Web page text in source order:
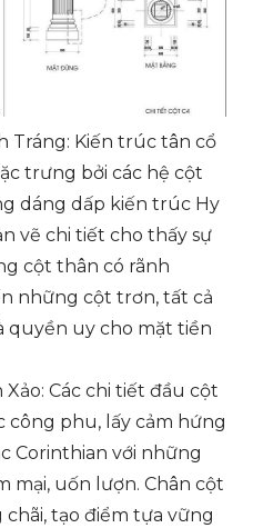
Tráng: Kiến trúc tân cổ
trưng bởi các hệ cột
dáng dấp kiến trúc Hy
vẽ chi tiết cho thấy sự
cột thân có rãnh
những cột trơn, tất cả
quyền uy cho mặt tiền
Các chi tiết đầu cột
công phu, lấy cảm hứng
Corinthian với những
mại, uốn lượn. Chân cột
tạo điểm tựa vững